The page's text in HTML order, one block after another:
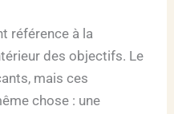
référence à la
des objectifs. Le
mais ces
chose : une